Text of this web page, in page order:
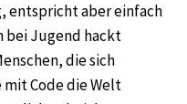
entspricht aber einfach
bei Jugend hackt
die sich
Code die Welt